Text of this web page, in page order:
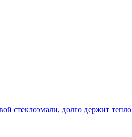
стеклоэмали, долго держит тепло